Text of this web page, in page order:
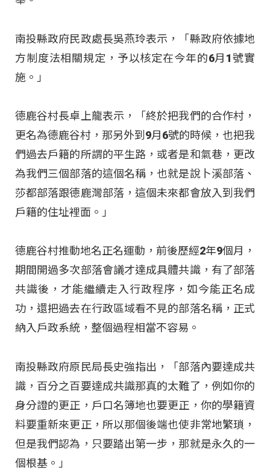
南投縣政府民政處長吳燕玲表示，「縣政府依據地
方制度法相關規定，予以核定在今年的6月1號實
施。」
德鹿谷村長卓上龍表示，「終於把我們的合作村，
更名為德鹿谷村，那另外到9月6號的時候，也把我
們過去戶籍的所謂的平生路，或者是和氣巷，更改
為我們三個部落的這個名稱，也就是說卜溪部落、
莎都部落跟德鹿灣部落，這個未來都會放入到我們
戶籍的住址裡面。」
德鹿谷村推動地名正名運動，前後歷經2年9個月，
期間開過多次部落會議才達成具體共識，有了部落
共識後，才能繼續走入行政程序，如今能正名成
功，還把過去在行政區域看不見的部落名稱，正式
納入戶政系統，整個過程相當不容易。
南投縣政府原民局長史強指出，「部落內要達成共
識，百分之百要達成共識那真的太難了，例如你的
身分證的更正，戶口名簿地也要更正，你的學籍資
料要重新來更正，所以那個後端也使非常地繁瑣，
但是我們認為，只要踏出第一步，那就是永久的一
個根基。」